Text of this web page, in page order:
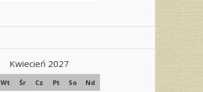
Kwiecień 2027
Wt Śr Cz Pt So
Nd